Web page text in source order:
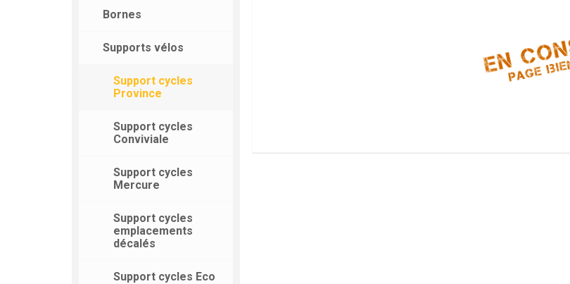
Bornes
Supports vélos
Support cycles
Province
Support cycles
Conviviale
Support cycles
Mercure
Support cycles
emplacements
décalés
Support cycles Eco